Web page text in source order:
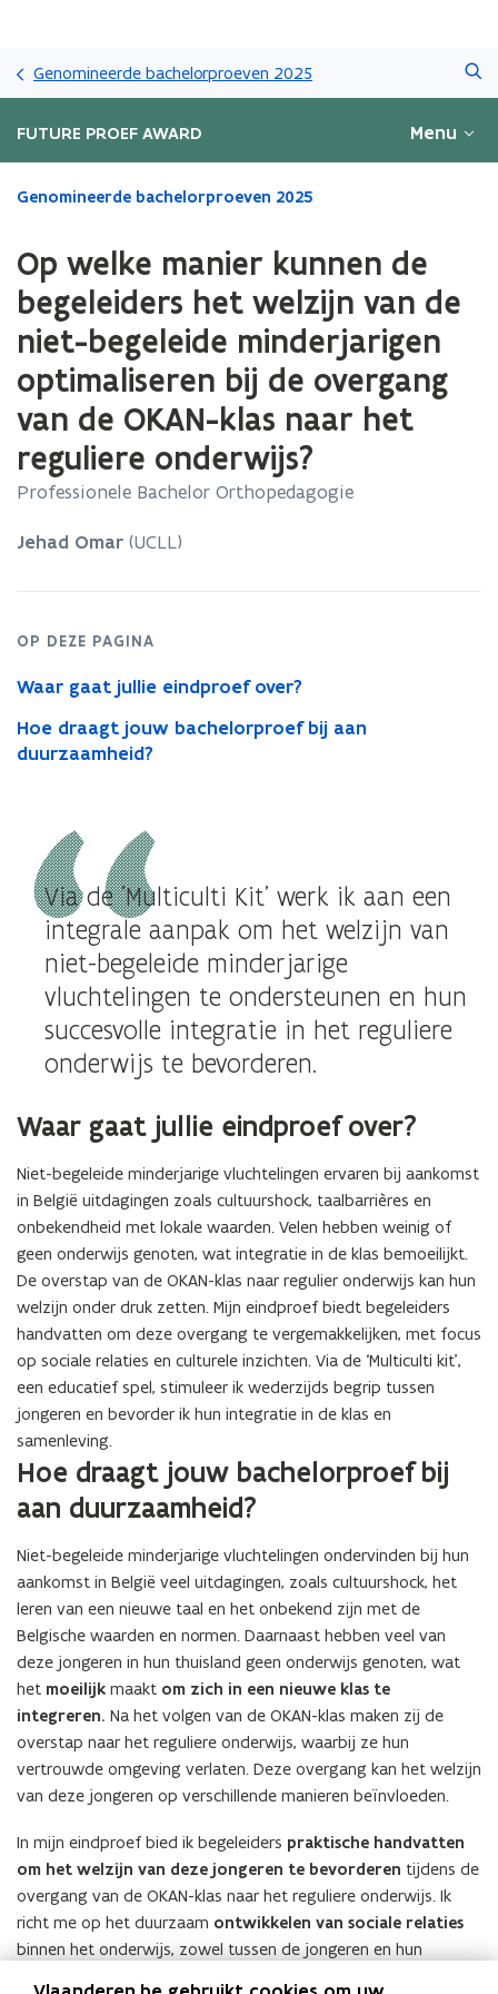
en
naar
gaan
Genomineerde bachelorproeven 2025
FUTURE PROEF AWARD Menu
Gedaan
bevindt
zich
op:
Op
welke
manier
kunnen
begeleiders
het
van
minderjarigen
overgang
van
reguliere
onderwijs?
Genomineerde bachelorproeven 2025
Op welke manier kunnen de
begeleiders het welzijn van de
niet-begeleide minderjarigen
optimaliseren bij de overgang
van de OKAN-klas naar het
reguliere onderwijs?
Professionele Bachelor Orthopedagogie
Jehad Omar (UCLL)
OP DEZE PAGINA
Waar gaat jullie eindproef over?
Hoe draagt jouw bachelorproef bij aan
duurzaamheid?
Via de 'Multiculti Kit' werk ik aan een
integrale aanpak om het welzijn van
niet-begeleide minderjarige
vluchtelingen te ondersteunen en hun
succesvolle integratie in het reguliere
onderwijs te bevorderen.
Waar gaat jullie eindproef over?
Niet-begeleide minderjarige vluchtelingen ervaren bij aankomst
in België uitdagingen zoals cultuurshock, taalbarrières en
onbekendheid met lokale waarden. Velen hebben weinig of
geen onderwijs genoten, wat integratie in de klas bemoeilijkt.
De overstap van de OKAN-klas naar regulier onderwijs kan hun
welzijn onder druk zetten. Mijn eindproef biedt begeleiders
handvatten om deze overgang te vergemakkelijken, met focus
op sociale relaties en culturele inzichten. Via de ‘Multiculti kit’,
een educatief spel, stimuleer ik wederzijds begrip tussen
jongeren en bevorder ik hun integratie in de klas en
samenleving.
Hoe draagt jouw bachelorproef bij
aan duurzaamheid?
Niet-begeleide minderjarige vluchtelingen ondervinden bij hun
aankomst in België veel uitdagingen, zoals cultuurshock, het
leren van een nieuwe taal en het onbekend zijn met de
Belgische waarden en normen. Daarnaast hebben veel van
deze jongeren in hun thuisland geen onderwijs genoten, wat
het moeilijk maakt om zich in een nieuwe klas te
integreren. Na het volgen van de OKAN-klas maken zij de
overstap naar het reguliere onderwijs, waarbij ze hun
vertrouwde omgeving verlaten. Deze overgang kan het welzijn
van deze jongeren op verschillende manieren beïnvloeden.
In mijn eindproef bied ik begeleiders praktische handvatten
om het welzijn van deze jongeren te bevorderen tijdens de
overgang van de OKAN-klas naar het reguliere onderwijs. Ik
richt me op het duurzaam ontwikkelen van sociale relaties
binnen het onderwijs, zowel tussen de jongeren en hun